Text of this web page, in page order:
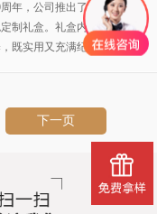
具
年，公司推出了一款
制礼盒。礼盒内含高
既实用又充满纪念意
了温暖与活力。
下一页